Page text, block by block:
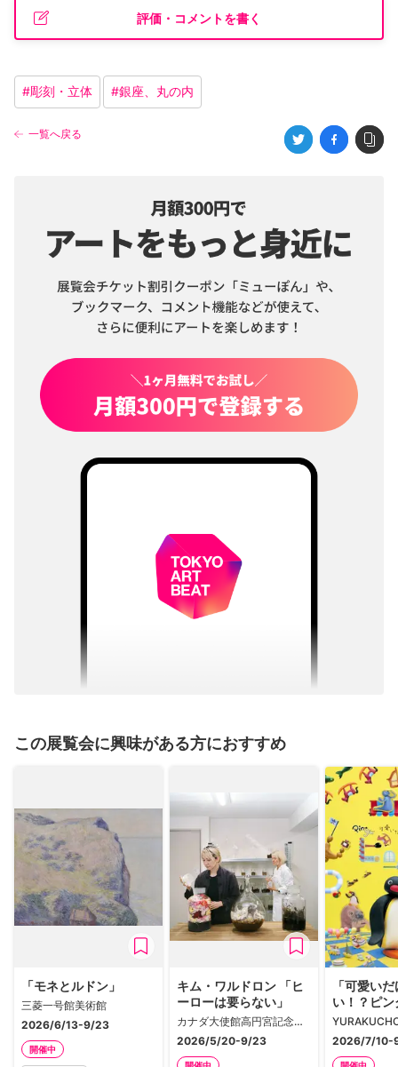
評価・コメントを書く
#彫刻・立体 #銀座、丸の内
一覧へ戻る
この展覧会に興味がある方におすすめ
「モネとルドン」
三菱一号館美術館
2026/6/13-9/23
開催中
キム・ワルドロン 「ヒ
ーローは要らない」
カナダ大使館高円宮記念ギャラリー
2026/5/20-9/23
「可愛い
い！？ピ
2026/7/10-